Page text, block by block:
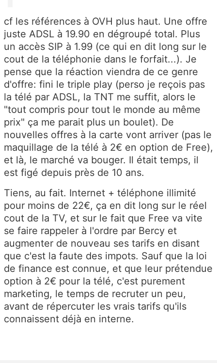
cf les références à OVH plus haut. Une offre
juste ADSL à 19.90 en dégroupé total. Plus
un accès SIP à 1.99 (ce qui en dit long sur le
cout de la téléphonie dans le forfait...). Je
pense que la réaction viendra de ce genre
d'offre: fini le triple play (perso je reçois pas
la télé par ADSL, la TNT me suffit, alors le
"tout compris pour tout le monde au même
prix" ça me parait plus un boulet). De
nouvelles offres à la carte vont arriver (pas le
maquillage de la télé à 2€ en option de Free),
et là, le marché va bouger. Il était temps, il
est figé depuis près de 10 ans.
Tiens, au fait. Internet + téléphone illimité
pour moins de 22€, ça en dit long sur le réel
cout de la TV, et sur le fait que Free va vite
se faire rappeler à l'ordre par Bercy et
augmenter de nouveau ses tarifs en disant
que c'est la faute des impots. Sauf que la loi
de finance est connue, et que leur prétendue
option à 2€ pour la télé, c'est purement
marketing, le temps de recruter un peu,
avant de répercuter les vrais tarifs qu'ils
connaissent déjà en interne.